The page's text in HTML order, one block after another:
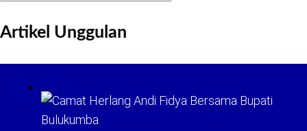
Artikel Unggulan